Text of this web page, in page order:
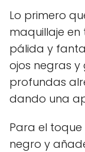
Lo primero
maquillaje
pálida y
ojos negras
profundas
dando una
Para el toque
negro y